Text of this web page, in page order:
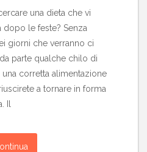
una dieta che vi
dopo le feste? Senza
giorni che verranno ci
parte qualche chilo di
corretta alimentazione
a tornare in forma
Il